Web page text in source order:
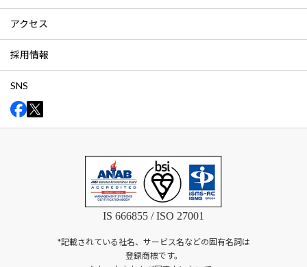
アクセス
採用情報
SNS
IS 666855 / ISO 27001
*記載されている社名、サービス名などの固有名詞は
登録商標です。